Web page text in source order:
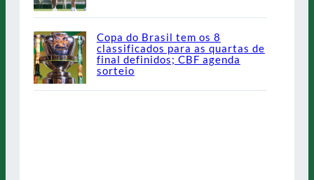
Copa do Brasil tem os 8
classificados para as quartas de
final definidos; CBF agenda
sorteio